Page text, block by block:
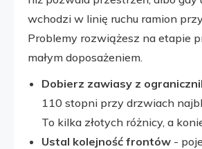
wchodzi w linię ruchu ramion
Problemy rozwiążesz na etapie
małym doposażeniem.
Dobierz zawiasy z
110 stopni przy drzwiach
To kilka złotych różnicy, a
Ustal kolejność frontów -